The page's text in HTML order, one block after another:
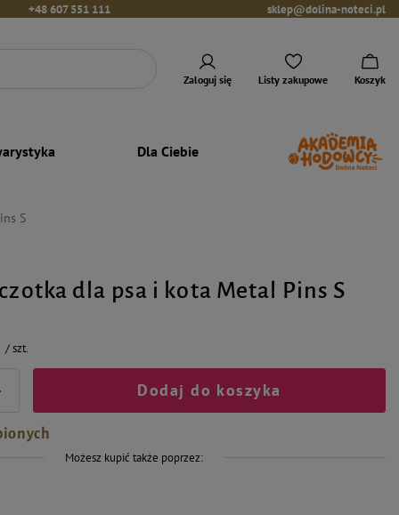
+48 607 551 111 sklep@dolina-noteci.pl
Zaloguj się Listy zakupowe Koszyk
Dla Ciebie
S
dla psa i kota Metal Pins S
/szt.
Dodaj do koszyka
Możesz kupić także poprzez: